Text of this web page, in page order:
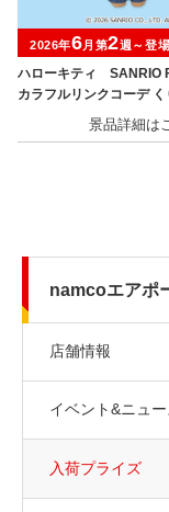
ハローキティ SANRIO
カラフルリンクコーデ く
2026年6月第2週～登場
namcoエアポ
店舗情報
イベント&ニュー
入荷プライズ